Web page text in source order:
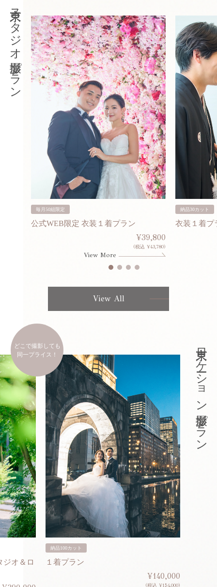
東京スタジオ撮影プラン
毎月50組限定
公式WEB限定 衣装１着プラン
¥39,800
(税込 ¥43,780)
View More
納品30カット
衣装１着プ
View All
どこで撮影しても
同一プライス！
ジオ＆ロ
納品100カット
１着プラン
¥140,000
(税込 ¥154,000)
東京ロケーション撮影プラン